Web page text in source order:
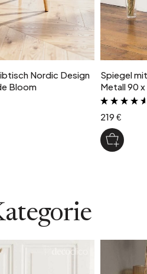
Nordic Design
Bloom
Spiegel
Metall 90
219 €